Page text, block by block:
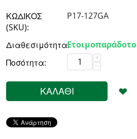
ΚΩΔΙΚΟΣ
(SKU):
P17-127GA
Διαθεσιμότητα:Ετοιμοπαράδοτο
Ποσότητα:
+
−
ΚΑΛΆΘΙ